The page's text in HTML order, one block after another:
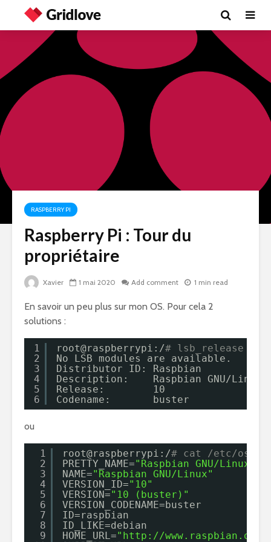
RASPBERRY PI
Raspberry Pi : Tour du
propriétaire
Xavier 1 mai 2020 Add comment 1 min read
En savoir un peu plus sur mon OS. Pour cela 2
solutions :
1
2
3
4
5
6
root@raspberrypi:/# lsb_release -a
No LSB modules are available.
Distributor ID: Raspbian
Description:    Raspbian GNU/Linux
Release:        10
Codename:       buster
ou
1
2
3
4
5
6
7
8
9
root@raspberrypi:/# cat /etc/os-
PRETTY_NAME="Raspbian GNU/Linux
NAME="Raspbian GNU/Linux"
VERSION_ID="10"
VERSION="10 (buster)"
VERSION_CODENAME=buster
ID=raspbian
ID_LIKE=debian
HOME_URL=" http://www.raspbian.org/